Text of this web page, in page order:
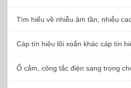
Tìm hiểu về nhiễu âm tần, nhiễu
Cáp tín hiệu lõi xoắn khác cáp tín
Ổ cắm, công tắc điện sang trọng